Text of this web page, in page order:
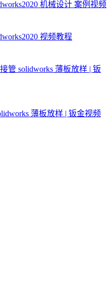
机械设计 案例视频
视频教程
管 solidworks 薄板放样 | 钣
薄板放样 | 钣金视频